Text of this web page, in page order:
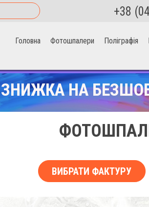
+38
Головна Фотошпалери Поліграфія
ЗНИЖКА НА
ВИБРАТИ ФАКТУРУ